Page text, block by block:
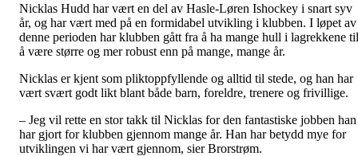
Nicklas Hudd har vært en del av Hasle-Løren Ishockey i snart syv
år, og har vært med på en formidabel utvikling i klubben. I løpet av
denne perioden har klubben gått fra å ha mange hull i lagrekkene til
å være større og mer robust enn på mange, mange år.
Nicklas er kjent som pliktoppfyllende og alltid til stede, og han har
vært svært godt likt blant både barn, foreldre, trenere og frivillige.
– Jeg vil rette en stor takk til Nicklas for den fantastiske jobben han
har gjort for klubben gjennom mange år. Han har betydd mye for
utviklingen vi har vært gjennom, sier Brorstrøm.